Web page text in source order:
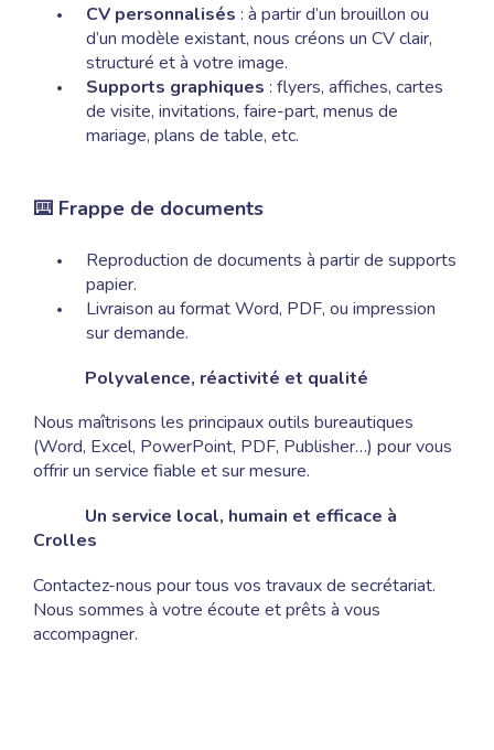
Plastification
- Peliculage
Secrétariat
Papeterie
Contact
CV personnalisés : à partir d’un brouillon ou
d’un modèle existant, nous créons un CV clair,
structuré et à votre image.
Supports graphiques : flyers, affiches, cartes
de visite, invitations, faire-part, menus de
mariage, plans de table, etc.
⌨️ Frappe de documents
Reproduction de documents à partir de supports
papier.
Livraison au format Word, PDF, ou impression
sur demande.
Polyvalence, réactivité et qualité
Nous maîtrisons les principaux outils bureautiques
(Word, Excel, PowerPoint, PDF, Publisher…) pour vous
offrir un service fiable et sur mesure.
Un service local, humain et efficace à
Crolles
Contactez-nous pour tous vos travaux de secrétariat.
Nous sommes à votre écoute et prêts à vous
accompagner.